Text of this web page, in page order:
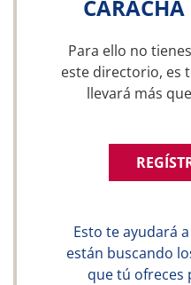
Para ello no
este directorio, es
llevará más
Esto te ayudará
están buscando
que tú ofreces